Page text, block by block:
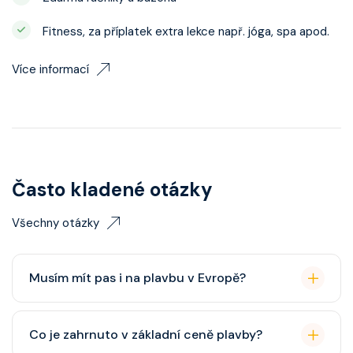
Fitness, za příplatek extra lekce např. jóga, spa apod.
Více informací
Často kladené otázky
Všechny otázky
Musím mít pas i na plavbu v Evropě?
Evropě stačí. Doporučuje se platnost minimálně 6
Co je zahrnuto v základní ceně plavby?